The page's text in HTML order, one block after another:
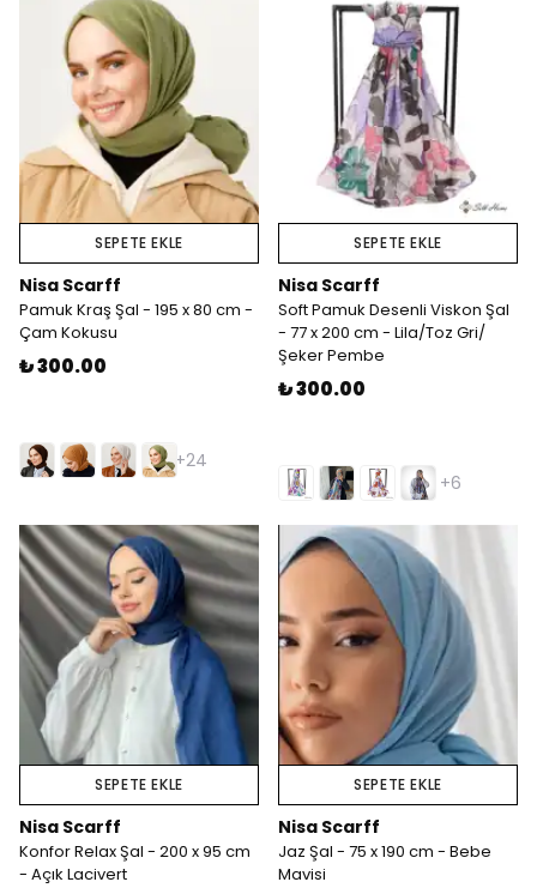
SEPETE EKLE
Nisa Scarff
Pamuk Kraş Şal - 195 x 80 cm -
Çam Kokusu
₺ 300.00
+24
SEPETE EKLE
Nisa Scarff
Soft Pamuk Desenli Viskon Şal
- 77 x 200 cm - Lila/Toz Gri/
Şeker Pembe
₺ 300.00
+6
SEPETE EKLE
Nisa Scarff
Konfor Relax Şal - 200 x 95 cm
- Açık Lacivert
SEPETE EKLE
Nisa Scarff
Jaz Şal - 75 x 190 cm - Bebe
Mavisi